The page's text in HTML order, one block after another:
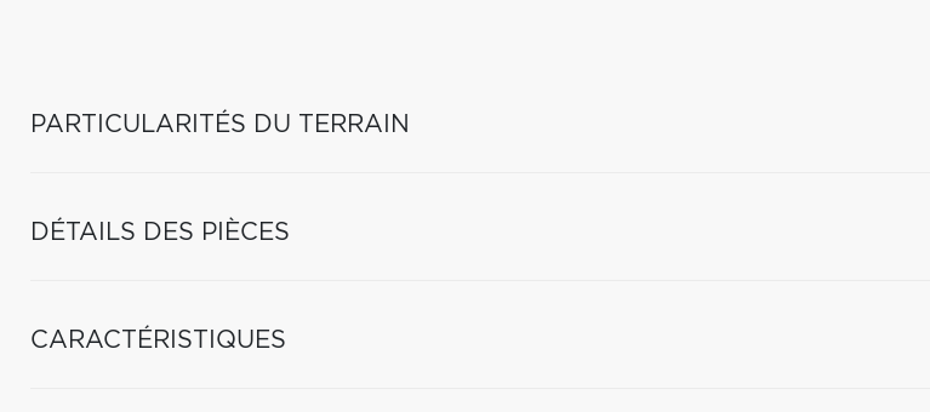
PARTICULARITÉS DU TERRAIN
DÉTAILS DES PIÈCES
CARACTÉRISTIQUES